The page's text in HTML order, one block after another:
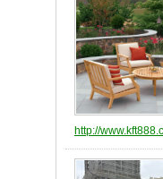
http://